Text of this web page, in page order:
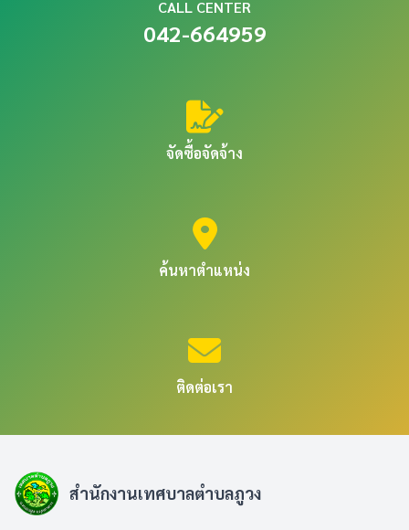
CALL CENTER
042-664959
จัดซื้อจัดจ้าง
ค้นหาตำแหน่ง
ติดต่อเรา
สำนักงานเทศบาลตำบลภูวง